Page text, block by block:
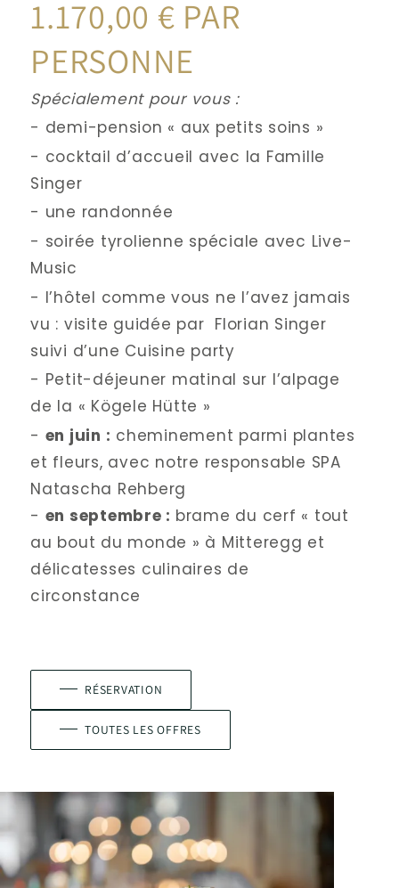
1.170,00 € PAR
PERSONNE
Spécialement pour vous :
- demi-pension « aux petits soins »
- cocktail d’accueil avec la Famille
Singer
- une randonnée
- soirée tyrolienne spéciale avec Live-
Music
- l’hôtel comme vous ne l’avez jamais
vu : visite guidée par  Florian Singer
suivi d’une Cuisine party
- Petit-déjeuner matinal sur l’alpage
de la « Kögele Hütte »
- en juin : cheminement parmi plantes
et fleurs, avec notre responsable SPA
Natascha Rehberg
- en septembre : brame du cerf « tout
au bout du monde » à Mitteregg et
délicatesses culinaires de
circonstance
RÉSERVATION
TOUTES LES OFFRES